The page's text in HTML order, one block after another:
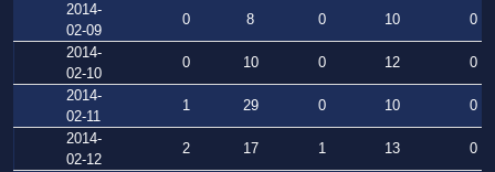
2014-
02-09
0 8 0 10
0
2014-
02-10
0 10 0 12
0
2014-
02-11
1 29 0 10
0
2014-
02-12
2 17 1 13
0